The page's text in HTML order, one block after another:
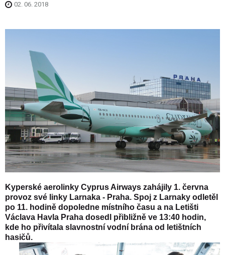
02. 06. 2018
Kyperské aerolinky Cyprus Airways zahájily 1. června
provoz své linky Larnaka - Praha. Spoj z Larnaky odletěl
po 11. hodině dopoledne místního času a na Letišti
Václava Havla Praha dosedl přibližně ve 13:40 hodin,
kde ho přivítala slavnostní vodní brána od letištních
hasičů.